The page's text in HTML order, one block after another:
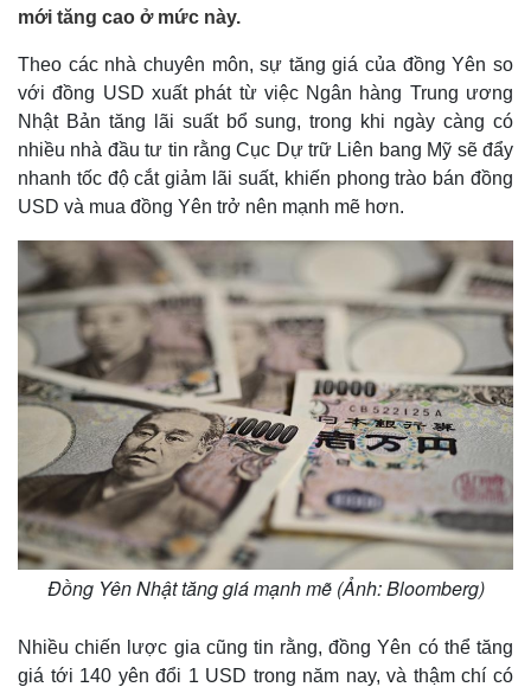
mới tăng cao ở mức này.
Theo các nhà chuyên môn, sự tăng giá của đồng Yên so
với đồng USD xuất phát từ việc Ngân hàng Trung ương
Nhật Bản tăng lãi suất bổ sung, trong khi ngày càng có
nhiều nhà đầu tư tin rằng Cục Dự trữ Liên bang Mỹ sẽ đẩy
nhanh tốc độ cắt giảm lãi suất, khiến phong trào bán đồng
USD và mua đồng Yên trở nên mạnh mẽ hơn.
Đồng Yên Nhật tăng giá mạnh mẽ (Ảnh: Bloomberg)
Nhiều chiến lược gia cũng tin rằng, đồng Yên có thể tăng
giá tới 140 yên đổi 1 USD trong năm nay, và thậm chí có